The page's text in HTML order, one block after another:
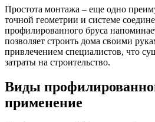
Простота монтажа – еще одно
точной геометрии и системе
профилированного бруса
позволяет строить дома своими
привлечением специалистов, что
затраты на строительство.
Виды
применение